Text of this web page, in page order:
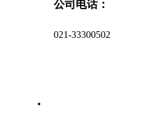
公司电话：
021-33300502